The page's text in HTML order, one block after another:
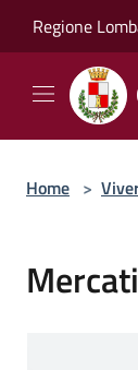
Regione
Home >
Mercati